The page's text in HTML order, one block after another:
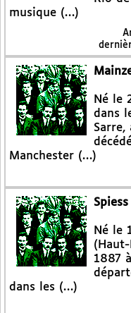
musique (…)
Né le
dans
Sarre,
Manchester (…)
Né le
1887
dans les (…)